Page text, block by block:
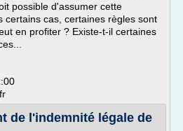
possible d'assumer cette
certains cas, certaines règles sont
en profiter ? Existe-t-il certaines
de l'indemnité légale de